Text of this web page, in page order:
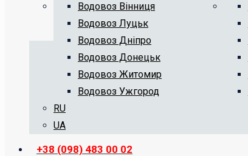
Водовоз Вінниця
Водовоз Луцьк
Водовоз Дніпро
Водовоз Донецьк
Водовоз Житомир
Водовоз Ужгород
RU
UA
+38 (098) 483 00 02